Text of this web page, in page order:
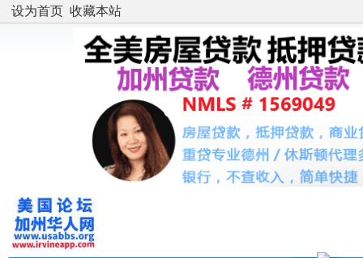
设为首页 收藏本站